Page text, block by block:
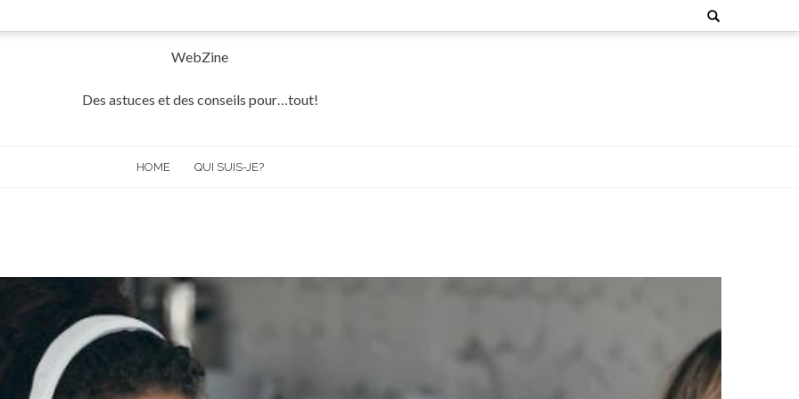
Search
for:
WebZine
Des astuces et des conseils pour…tout!
HOME QUI SUIS-JE?